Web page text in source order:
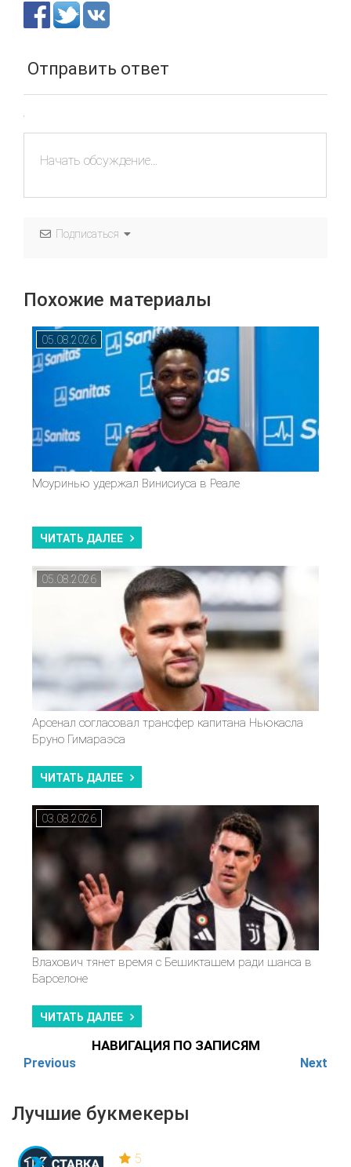
Лучшие букмекеры
5
Отправить ответ
Подписаться
Похожие материалы
05.08.2026
Моуринью удержал Винисиуса в Реале
ЧИТАТЬ ДАЛЕЕ
05.08.2026
Арсенал согласовал трансфер капитана Ньюкасла
Бруно Гимараэса
ЧИТАТЬ ДАЛЕЕ
03.08.2026
Влахович тянет время с Бешикташем ради шанса в
Барселоне
ЧИТАТЬ ДАЛЕЕ
НАВИГАЦИЯ ПО ЗАПИСЯМ
Previous Next